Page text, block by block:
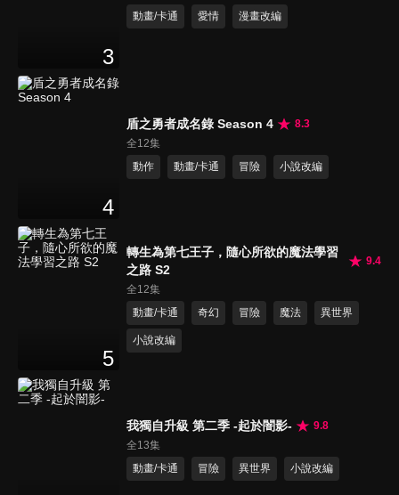
3
動畫/卡通
愛情 漫畫改編
4
盾之勇者成名錄 Season 4
8.3
全12集
動作
動畫/卡通 冒險 小說改編
5
轉生為第七王子，隨心所欲的魔法學習
之路 S2
9.4
全12集
動畫/卡通
奇幻 冒險 魔法 異世界
小說改編
我獨自升級 第二季 -起於闇影-
9.8
全13集
動畫/卡通
冒險 異世界 小說改編